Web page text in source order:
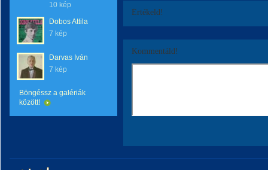
10 kép
Dobos Attila
7 kép
Darvas Iván
7 kép
Böngéssz a galériák
között!
Értékeld!
Kommentáld!